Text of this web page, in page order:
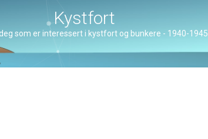
Kystfort
som er interessert i kystfort og bunkere - 1940-1945